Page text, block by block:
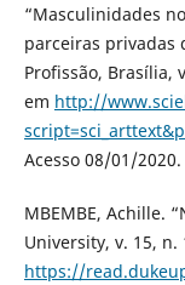
“Masculinidades
parceiras privadas
Profissão, Brasília,
em http://
Acesso 08/01/2020.
MBEMBE, Achille.
University, v. 15, n.
https://